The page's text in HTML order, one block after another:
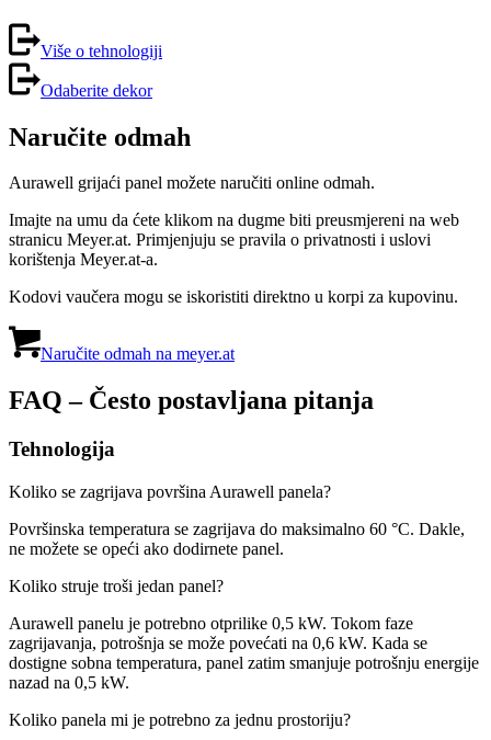
Više o tehnologiji
Odaberite dekor
Naručite odmah
Aurawell grijaći panel možete naručiti online odmah.
Imajte na umu da ćete klikom na dugme biti preusmjereni na web
stranicu Meyer.at. Primjenjuju se pravila o privatnosti i uslovi
korištenja Meyer.at-a.
Kodovi vaučera mogu se iskoristiti direktno u korpi za kupovinu.
Naručite odmah na meyer.at
FAQ – Često postavljana pitanja
Tehnologija
Koliko se zagrijava površina Aurawell panela?
Površinska temperatura se zagrijava do maksimalno 60 °C. Dakle,
ne možete se opeći ako dodirnete panel.
Koliko struje troši jedan panel?
Aurawell panelu je potrebno otprilike 0,5 kW. Tokom faze
zagrijavanja, potrošnja se može povećati na 0,6 kW. Kada se
dostigne sobna temperatura, panel zatim smanjuje potrošnju energije
nazad na 0,5 kW.
Koliko panela mi je potrebno za jednu prostoriju?